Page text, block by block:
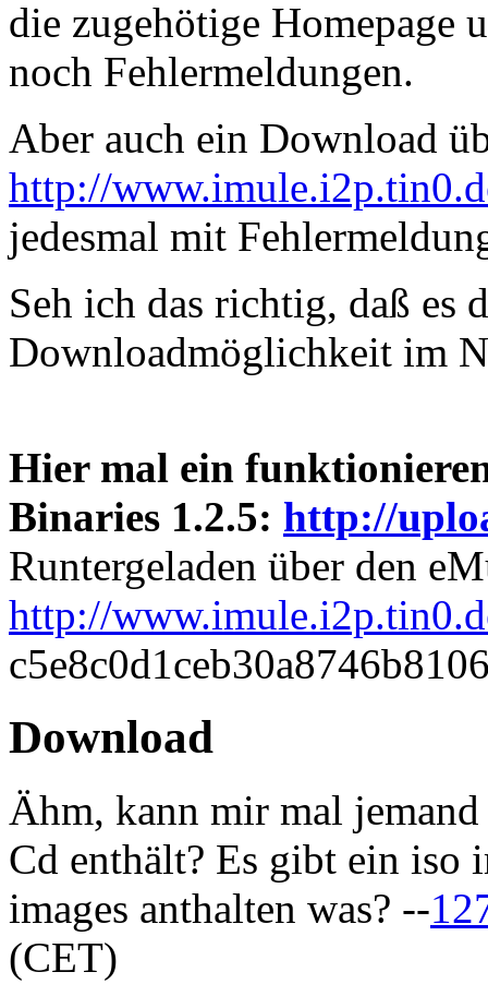
die zugehötige Homepage
noch Fehlermeldungen.
Aber auch ein Download
http://
jedesmal mit
Seh ich das richtig, daß es
Downloadmöglichkeit im
Hier mal ein
Binaries 1.2.5: http://
Runtergeladen über den
http://
Download
Ähm, kann mir mal
Cd enthält? Es gibt ein iso
images anthalten was? --
(CET)